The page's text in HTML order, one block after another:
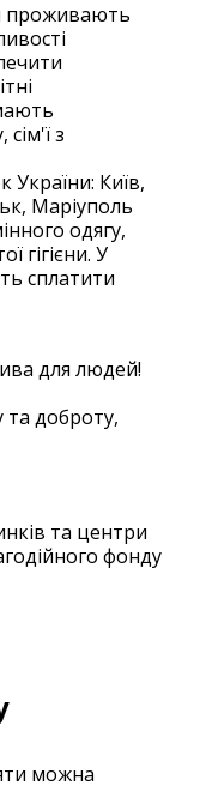
проживають
з
України: Київ,
Маріуполь
одягу,
гігієни. У
сплатити
для людей!
та доброту,
та центри
фонду
можна